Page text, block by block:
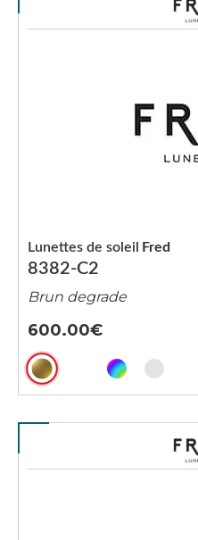
8382-C2
Lunettes de soleil Fred
Brun degrade
600.00